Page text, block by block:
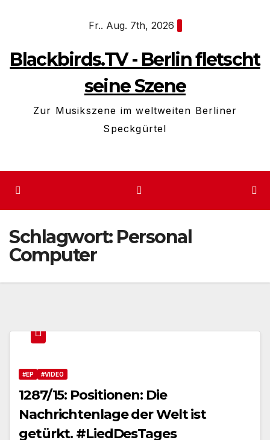
Fr.. Aug. 7th, 2026
Blackbirds.TV - Berlin fletscht
seine Szene
Zur Musikszene im weltweiten Berliner
Speckgürtel
Schlagwort: Personal
Computer
#EP #VIDEO
1287/15: Positionen: Die
Nachrichtenlage der Welt ist
getürkt. #LiedDesTages